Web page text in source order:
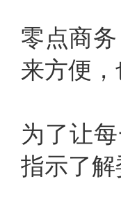
零点商
来方便
为了让
指示了解